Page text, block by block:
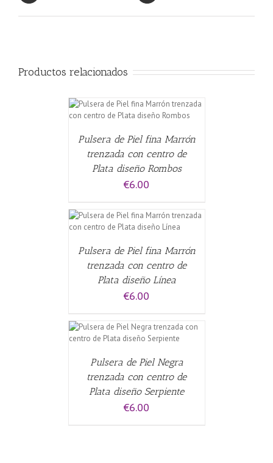
Productos relacionados
Pulsera de Piel fina Marrón
trenzada con centro de
Plata diseño Rombos
€6.00
Pulsera de Piel fina Marrón
trenzada con centro de
Plata diseño Línea
€6.00
Pulsera de Piel Negra
trenzada con centro de
Plata diseño Serpiente
€6.00